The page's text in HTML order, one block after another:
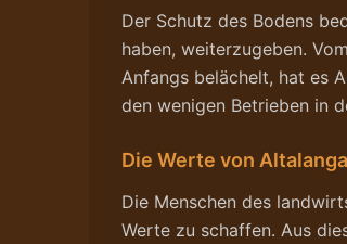
Der Schutz des Bodens
haben, weiterzugeben.
Anfangs belächelt, hat es
den wenigen Betrieben in
Die Werte von Altalanga
Die Menschen des
Werte zu schaffen. Aus